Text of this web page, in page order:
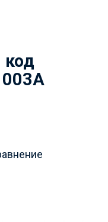
код